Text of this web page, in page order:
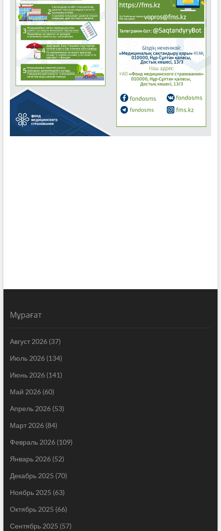
Мұрағат
Август 2026(37)
Июль 2026(134)
Июнь 2026(141)
Май 2026(60)
Апрель 2026(53)
Март 2026(84)
Февраль 2026(109)
Январь 2026(52)
Декабрь 2025 (70)
Ноябрь 2025 (63)
Октябрь 2025 (66)
Сентябрь 2025 (57)